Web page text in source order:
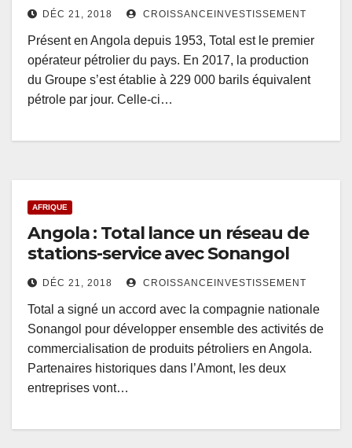
DÉC 21, 2018 CROISSANCEINVESTISSEMENT
Présent en Angola depuis 1953, Total est le premier
opérateur pétrolier du pays. En 2017, la production
du Groupe s’est établie à 229 000 barils équivalent
pétrole par jour. Celle-ci…
AFRIQUE
Angola : Total lance un réseau de
stations-service avec Sonangol
DÉC 21, 2018 CROISSANCEINVESTISSEMENT
Total a signé un accord avec la compagnie nationale
Sonangol pour développer ensemble des activités de
commercialisation de produits pétroliers en Angola.
Partenaires historiques dans l’Amont, les deux
entreprises vont…